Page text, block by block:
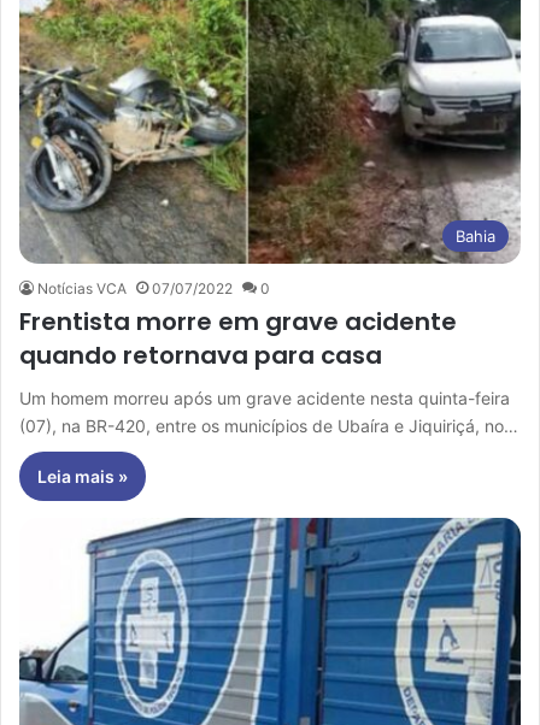
Bahia
Notícias VCA 07/07/2022 0
Frentista morre em grave acidente
quando retornava para casa
Um homem morreu após um grave acidente nesta quinta-feira
(07), na BR-420, entre os municípios de Ubaíra e Jiquiriçá, no…
Leia mais »